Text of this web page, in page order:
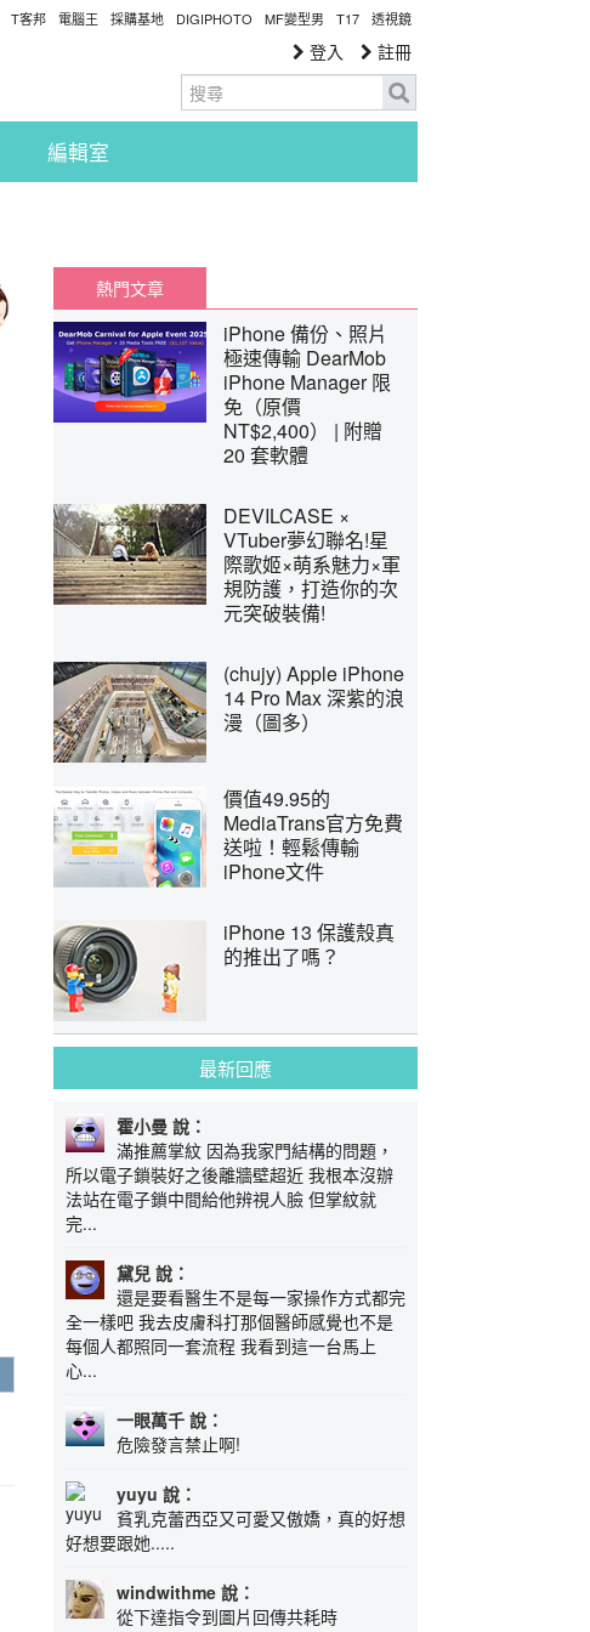
T客邦 電腦王 採購基地 DIGIPHOTO MF變型男 T17 透視鏡
登入 註冊
編輯室
熱門文章
iPhone 備份、照片
極速傳輸 DearMob
iPhone Manager 限
免（原價
NT$2,400） | 附贈
20 套軟體
DEVILCASE ×
VTuber夢幻聯名!星
際歌姬×萌系魅力×軍
規防護，打造你的次
元突破裝備!
(chujy) Apple iPhone
14 Pro Max 深紫的浪
漫（圖多）
價值49.95的
MediaTrans官方免費
送啦！輕鬆傳輸
iPhone文件
iPhone 13 保護殼真
的推出了嗎？
最新回應
霍小曼 說：
滿推薦掌紋 因為我家門結構的問題，
所以電子鎖裝好之後離牆壁超近 我根本沒辦
法站在電子鎖中間給他辨視人臉 但掌紋就
完...
黛兒 說：
還是要看醫生不是每一家操作方式都完
全一樣吧 我去皮膚科打那個醫師感覺也不是
每個人都照同一套流程 我看到這一台馬上
心...
一眼萬千 說：
危險發言禁止啊!
yuyu 說：
貧乳克蕾西亞又可愛又傲嬌，真的好想
好想要跟她.....
windwithme 說：
從下達指令到圖片回傳共耗時